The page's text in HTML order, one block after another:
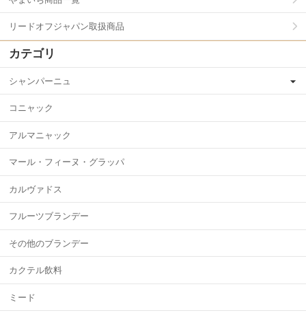
リードオフジャパン取扱商品
カテゴリ
シャンパーニュ
コニャック
アルマニャック
マール・フィーヌ・グラッパ
カルヴァドス
フルーツブランデー
その他のブランデー
カクテル飲料
ミード